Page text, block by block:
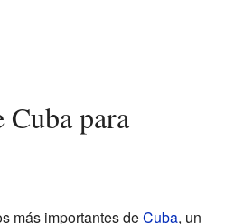
más importantes deCuba, un